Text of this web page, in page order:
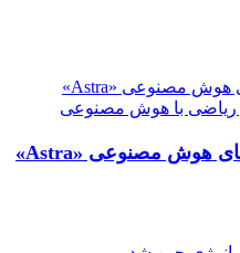
OpenAI از خانواده جدید مدل‌های هوش مصنوعی «Astra»